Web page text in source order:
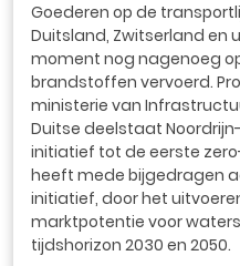
Goederen op de
Duitsland, Zwitserland en
moment nog nagenoeg
brandstoffen vervoerd.
ministerie van
Duitse deelstaat
initiatief tot de eerste
heeft mede bijgedragen
initiatief, door het
marktpotentie voor
tijdshorizon 2030 en 2050.